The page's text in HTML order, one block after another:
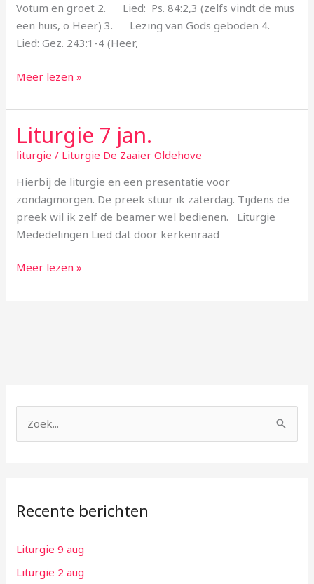
Votum en groet 2. Lied: Ps. 84:2,3 (zelfs vindt de mus
een huis, o Heer) 3. Lezing van Gods geboden 4.
Lied: Gez. 243:1-4 (Heer,
Meer lezen »
Liturgie 7 jan.
liturgie / Liturgie De Zaaier Oldehove
Hierbij de liturgie en een presentatie voor
zondagmorgen. De preek stuur ik zaterdag. Tijdens de
preek wil ik zelf de beamer wel bedienen. Liturgie
Mededelingen Lied dat door kerkenraad
Liturgie
7
Meer lezen »
n
a
r
Recente berichten
Liturgie 9 aug
Liturgie 2 aug